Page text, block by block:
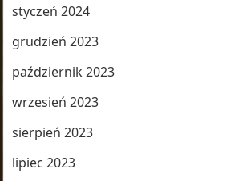
styczeń 2024
grudzień 2023
październik 2023
wrzesień 2023
sierpień 2023
lipiec 2023